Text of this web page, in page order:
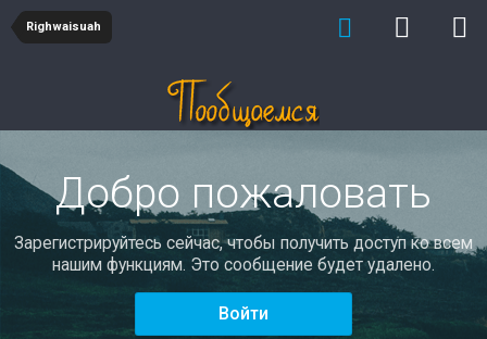
Righwaisuah
Добро пожаловать
Зарегистрируйтесь сейчас, чтобы получить доступ ко всем
нашим функциям. Это сообщение будет удалено.
Войти